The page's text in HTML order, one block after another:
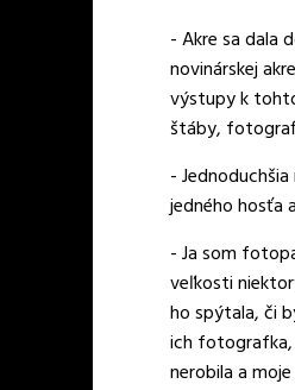
- Akre sa dala
novinárskej
výstupy k
štáby,
-
jedného hosťa
- Ja som
veľkosti
ho spýtala, či
ich fotografka,
nerobila a